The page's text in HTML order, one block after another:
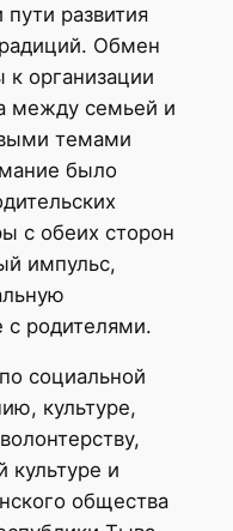
развития
Обмен
организации
между семьей и
темами
было
с обеих сторон
импульс,
с родителями.
социальной
культуре,
культуре и
общества